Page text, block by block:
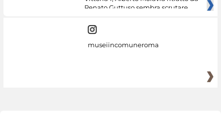
Renato Guttuso sembra scrutare
museiincomuneroma